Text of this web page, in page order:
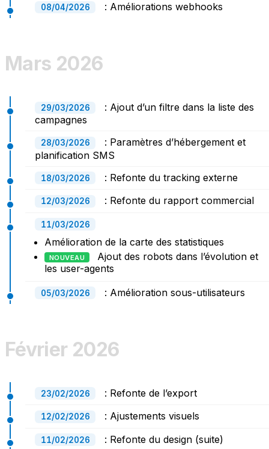
08/04/2026 : Améliorations webhooks
Mars 2026
29/03/2026
: Ajout d’un filtre dans la liste des
campagnes
28/03/2026
: Paramètres d’hébergement et
planification SMS
18/03/2026 : Refonte du tracking externe
12/03/2026 : Refonte du rapport commercial
11/03/2026
Amélioration de la carte des statistiques
NOUVEAU
Ajout des robots dans l’évolution et
les user-agents
05/03/2026 : Amélioration sous-utilisateurs
Février 2026
23/02/2026 : Refonte de l’export
12/02/2026 : Ajustements visuels
11/02/2026 : Refonte du design (suite)